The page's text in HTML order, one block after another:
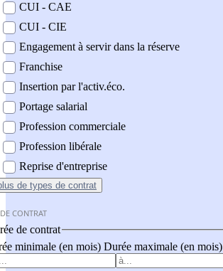
CUI - CAE
CUI - CIE
Engagement à servir dans la réserve
Franchise
Insertion par l'activ.éco.
Portage salarial
Profession commerciale
Profession libérale
Reprise d'entreprise
de types de contrat
CONTRAT
de contrat
minimale (en mois) Durée maximale (en mois)